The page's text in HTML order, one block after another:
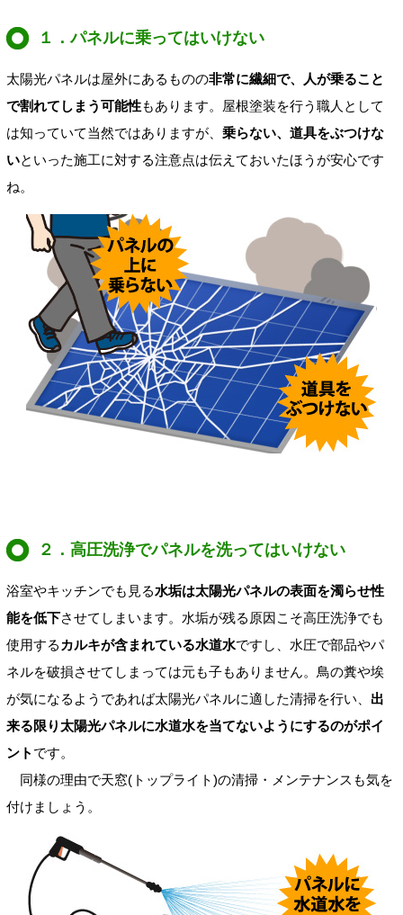
１．パネルに乗ってはいけない
太陽光パネルは屋外にあるものの非常に繊細で、人が乗ること
で割れてしまう可能性もあります。屋根塗装を行う職人として
は知っていて当然ではありますが、 乗らない、道具をぶつけな
いといった施工に対する注意点は伝えておいたほうが安心です
ね。
２．高圧洗浄でパネルを洗ってはいけない
浴室やキッチンでも見る水垢は太陽光パネルの表面を濁らせ性
能を低下させてしまいます。水垢が残る原因こそ高圧洗浄でも
使用する カルキが含まれている水道水ですし、水圧で部品やパ
ネルを破損させてしまっては元も子もありません。鳥の糞や埃
が気になるようであれば太陽光パネルに適した清掃を行い、 出
来る限り太陽光パネルに水道水を当てないようにするのがポイ
ント です。
同様の理由で天窓(トップライト)の清掃・メンテナンスも気を
付けましょう。